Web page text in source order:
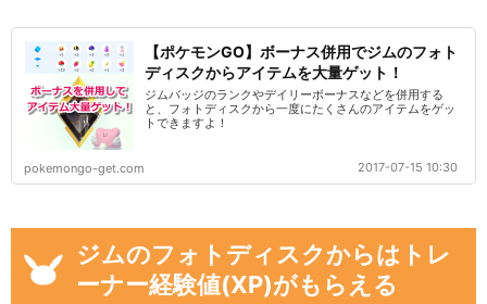
【ポケモンGO】ボーナス併用でジムのフォト
ディスクからアイテムを大量ゲット！
ジムバッジのランクやデイリーボーナスなどを併用する
と、フォトディスクから一度にたくさんのアイテムをゲッ
トできますよ！
pokemongo-get.com 2017-07-15 10:30
ジムのフォトディスクからはトレ
ーナー経験値(XP)がもらえる